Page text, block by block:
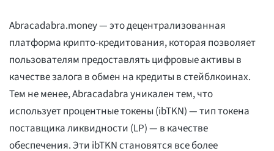
Abracadabra.money — это децентрализованная
платформа крипто-кредитования, которая позволяет
пользователям предоставлять цифровые активы в
качестве залога в обмен на кредиты в стейблкоинах.
Тем не менее, Abracadabra уникален тем, что
использует процентные токены (ibTKN) — тип токена
поставщика ликвидности (LP) — в качестве
обеспечения. Эти ibTKN становятся все более